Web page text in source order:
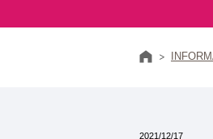
ホーム
2021/12/17